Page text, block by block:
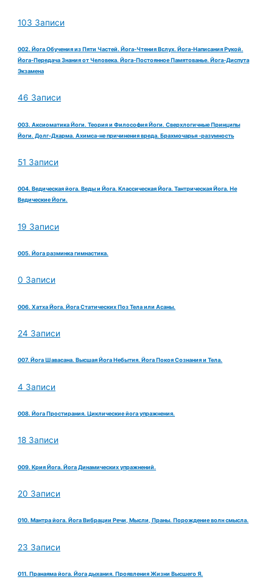
103 Записи
002. Йога Обучения из Пяти Частей. Йога-Чтения Вслух. Йога-Написания Рукой.
Йога-Передача Знания от Человека. Йога-Постоянное Памятованье. Йога-Диспута
Экзамена
46 Записи
003. Аксиоматика Йоги. Теория и Философия Йоги. Сверхлогичные Принципы
Йоги. Долг-Дхарма. Ахимса-не причинения вреда. Брахмочарья -разумность
51 Записи
004. Ведическая йога. Веды и Йога. Классическая Йога. Тантрическая Йога. Не
Ведические Йоги.
19 Записи
005. Йога разминка гимнастика.
0 Записи
006. Хатха Йога. Йога Статических Поз Тела или Асаны.
24 Записи
007. Йога Шавасана. Высшая Йога Небытия. Йога Покоя Сознания и Тела.
4 Записи
008. Йога Простирания. Циклические йога упражнения.
18 Записи
009. Крия Йога. Йога Динамических упражнений.
20 Записи
010. Мантра йога. Йога Вибрации Речи, Мысли, Праны. Порождение волн смысла.
23 Записи
011. Пранаяма йога. Йога дыхания. Проявления Жизни Высшего Я.